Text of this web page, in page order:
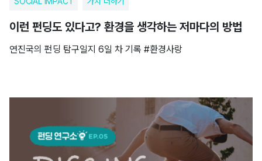
이런 펀딩도 있다고? 환경을 생각하는 저마다의 방법
연진국의 펀딩 탐구일지 6일 차 기록 #환경사랑